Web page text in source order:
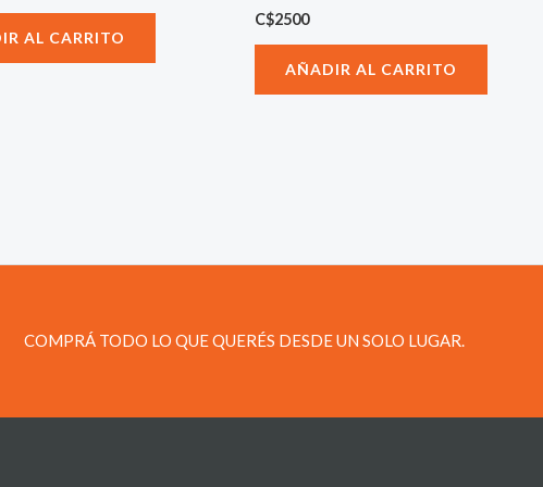
AL CARRITO
C$2500
AÑADIR AL CARRITO
COMPRÁ TODO LO QUE QUERÉS DESDE UN SOLO LUGAR.